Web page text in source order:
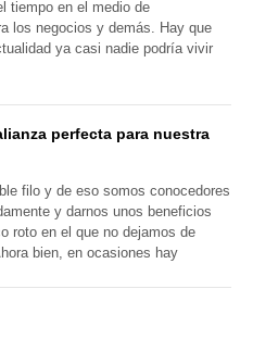
tiempo en el medio de
los negocios y demás. Hay que
ya casi nadie podría vivir
perfecta para nuestra
filo y de eso somos conocedores
y darnos unos beneficios
roto en el que no dejamos de
bien, en ocasiones hay